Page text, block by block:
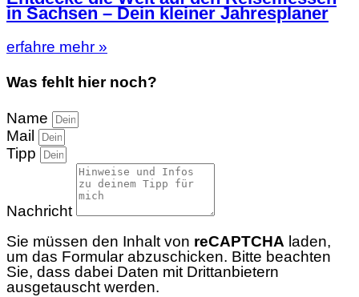
in Sachsen – Dein kleiner Jahresplaner
erfahre mehr »
Was fehlt hier noch?
Name
Mail
Tipp
Nachricht
Sie müssen den Inhalt von reCAPTCHA laden,
um das Formular abzuschicken. Bitte beachten
Sie, dass dabei Daten mit Drittanbietern
ausgetauscht werden.